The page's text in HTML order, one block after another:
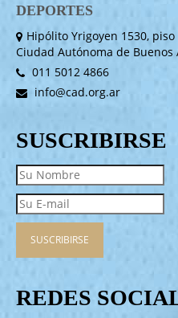
DEPORTES
Hipólito Yrigoyen 1530, piso
Ciudad Autónoma de Buenos
011 5012 4866
info@cad.org.ar
SUSCRIBIRSE
REDES